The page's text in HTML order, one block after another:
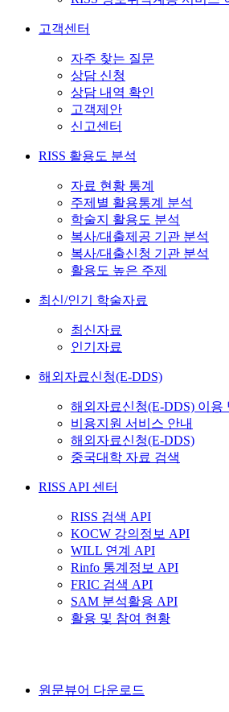
고객센터
자주 찾는 질문
상담 신청
상담 내역 확인
고객제안
신고센터
RISS 활용도 분석
자료 현황 통계
주제별 활용통계 분석
학술지 활용도 분석
복사/대출제공 기관 분석
복사/대출신청 기관 분석
활용도 높은 주제
최신/인기 학술자료
최신자료
인기자료
해외자료신청(E-DDS)
해외자료신청(E-DDS) 이용
비용지원 서비스 안내
해외자료신청(E-DDS)
중국대학 자료 검색
RISS API 센터
RISS 검색 API
KOCW 강의정보 API
WILL 연계 API
Rinfo 통계정보 API
FRIC 검색 API
SAM 분석활용 API
활용 및 참여 현황
원문뷰어 다운로드